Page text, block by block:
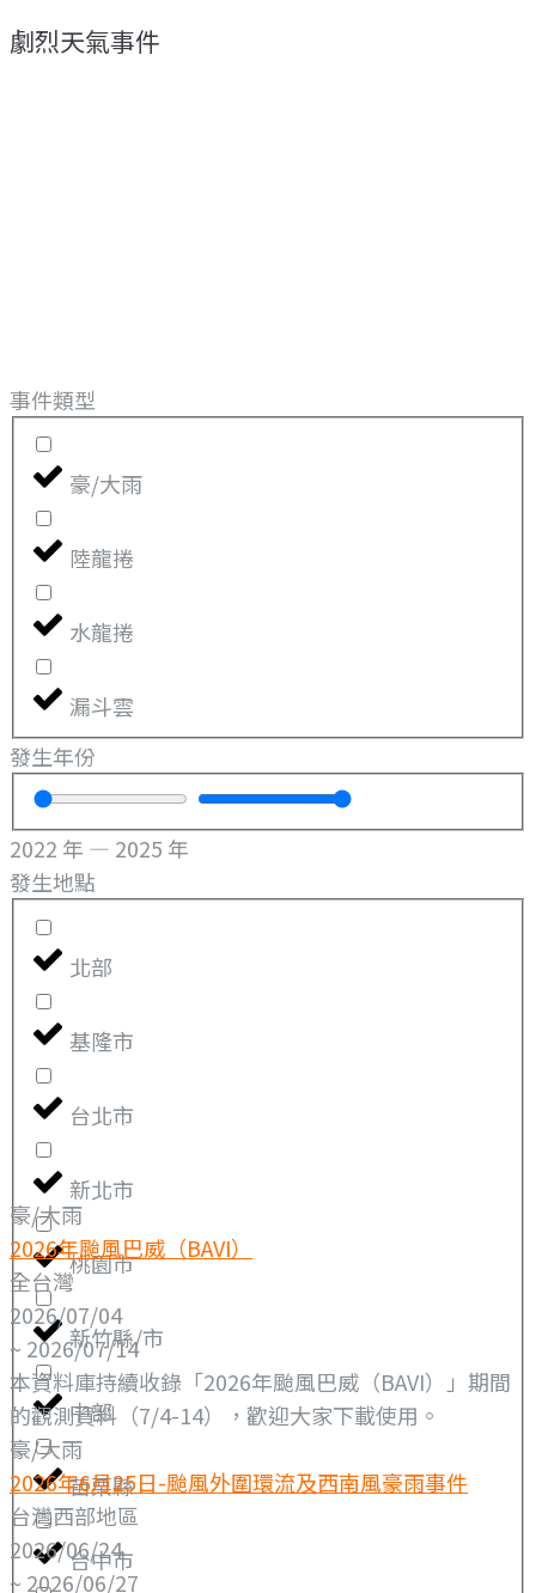
劇烈天氣事件
事件類型
豪/大雨
陸龍捲
水龍捲
漏斗雲
發生年份
2022 年 — 2025 年
發生地點
北部
基隆市
台北市
新北市
桃園市
新竹縣/市
中部
苗栗縣
台中市
豪/大雨
2026年颱風巴威（BAVI）
全台灣
2026/07/04
~ 2026/07/14
本資料庫持續收錄「2026年颱風巴威（BAVI）」期間
的觀測資料（7/4-14），歡迎大家下載使用。
豪/大雨
2026年6月25日-颱風外圍環流及西南風豪雨事件
台灣西部地區
2026/06/24
~ 2026/06/27